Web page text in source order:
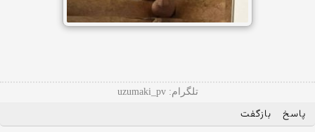
تلگرام: uzumaki_pv
پاسخ بازگفت